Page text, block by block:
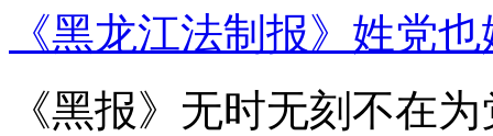
《黑龙江法制报》姓党
《黑报》无时无刻不在